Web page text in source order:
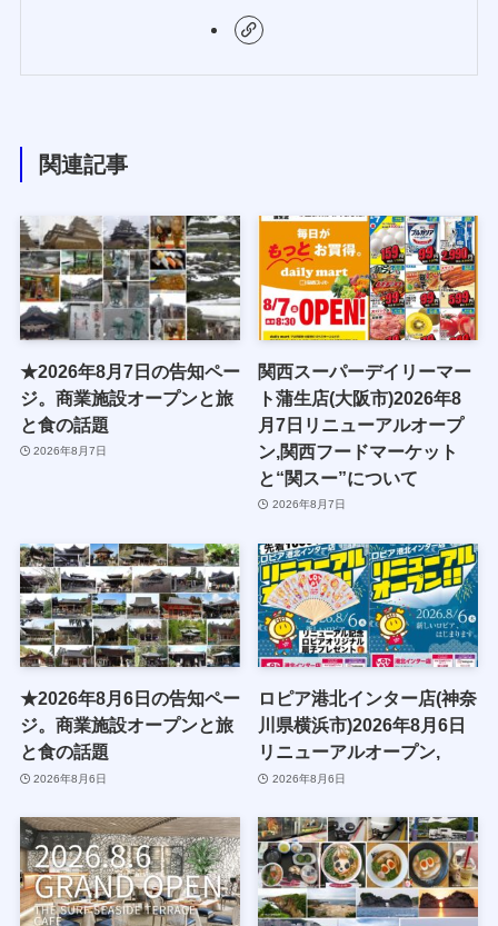
関連記事
★2026年8月7日の告知ペー
ジ。商業施設オープンと旅
と食の話題
2026年8月7日
関西スーパーデイリーマー
ト蒲生店(大阪市)2026年8
月7日リニューアルオープ
ン,関西フードマーケット
と“関スー”について
2026年8月7日
★2026年8月6日の告知ペー
ジ。商業施設オープンと旅
と食の話題
2026年8月6日
ロピア港北インター店(神奈
川県横浜市)2026年8月6日
リニューアルオープン,
2026年8月6日